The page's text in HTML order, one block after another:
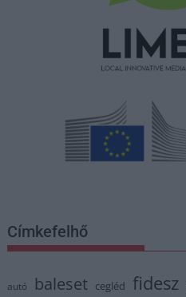
Címkefelhő
autó baleset cegléd fidesz